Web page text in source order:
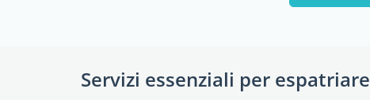
Servizi essenziali per espatriare